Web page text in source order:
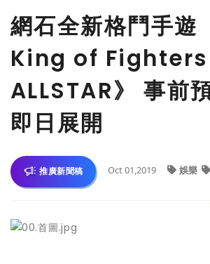
網石全新格鬥手遊
King of Fighters
ALLSTAR》 事前
即日展開
推廣新聞稿 Oct 01,2019 娛樂